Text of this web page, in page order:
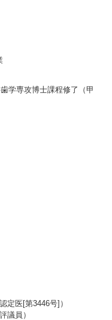
学専攻博士課程修了（甲
定医[第3446号]）
議員）